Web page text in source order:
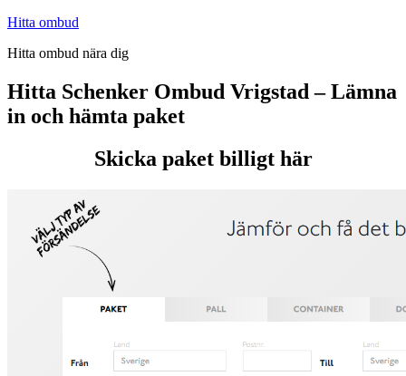
Hoppa
innehåll
Hitta ombud
Hitta ombud nära dig
Hitta Schenker Ombud Vrigstad – Lämna
in och hämta paket
Skicka paket billigt här